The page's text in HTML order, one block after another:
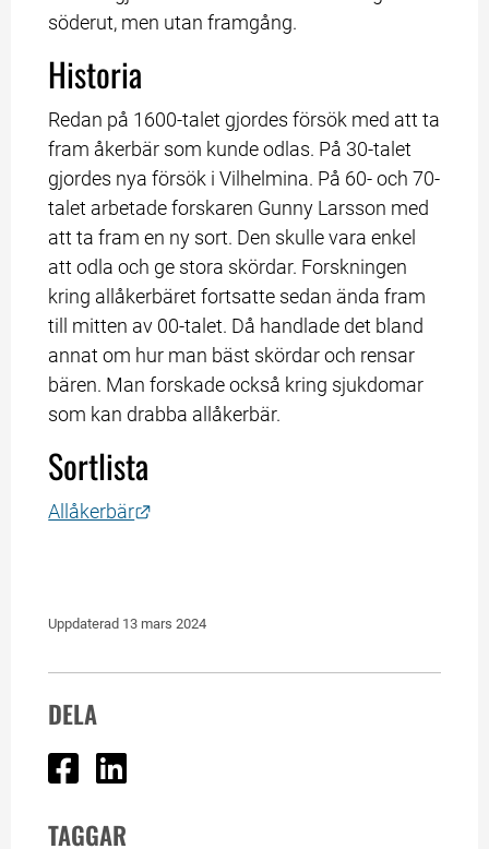
söderut, men utan framgång.
Historia
Redan på 1600-talet gjordes försök med att ta
fram åkerbär som kunde odlas. På 30-talet
gjordes nya försök i Vilhelmina. På 60- och 70-
talet arbetade forskaren Gunny Larsson med
att ta fram en ny sort. Den skulle vara enkel
att odla och ge stora skördar. Forskningen
kring allåkerbäret fortsatte sedan ända fram
till mitten av 00-talet. Då handlade det bland
annat om hur man bäst skördar och rensar
bären. Man forskade också kring sjukdomar
som kan drabba allåkerbär.
Sortlista
Allåkerbär Länk till annan webbplats.
Uppdaterad 13 mars 2024
DELA
Dela på Facebook
TAGGAR